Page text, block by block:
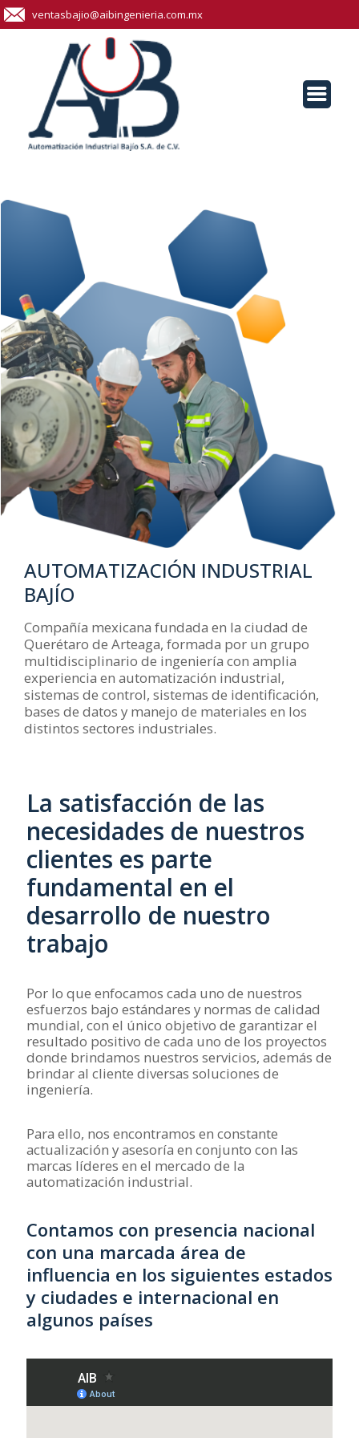
ventasbajio@aibingenieria.com.mx
AUTOMATIZACIÓN INDUSTRIAL
BAJÍO
Compañía mexicana fundada en la ciudad de
Querétaro de Arteaga, formada por un grupo
multidisciplinario de ingeniería con amplia
experiencia en automatización industrial,
sistemas de control, sistemas de identificación,
bases de datos y manejo de materiales en los
distintos sectores industriales.
La satisfacción de las
necesidades de nuestros
clientes es parte
fundamental en el
desarrollo de nuestro
trabajo
Por lo que enfocamos cada uno de nuestros
esfuerzos bajo estándares y normas de calidad
mundial, con el único objetivo de garantizar el
resultado positivo de cada uno de los proyectos
donde brindamos nuestros servicios, además de
brindar al cliente diversas soluciones de
ingeniería.
Para ello, nos encontramos en constante
actualización y asesoría en conjunto con las
marcas líderes en el mercado de la
automatización industrial.
Contamos con presencia nacional
con una marcada área de
influencia en los siguientes estados
y ciudades e internacional en
algunos países